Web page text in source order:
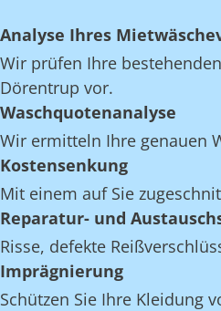
Analyse Ihres
Wir prüfen Ihre
Dörentrup vor.
Waschquotenanalyse
Wir ermitteln Ihre genauen
Kostensenkung
Mit einem auf Sie
Reparatur- und
Risse, defekte
Imprägnierung
Schützen Sie Ihre Kleidung